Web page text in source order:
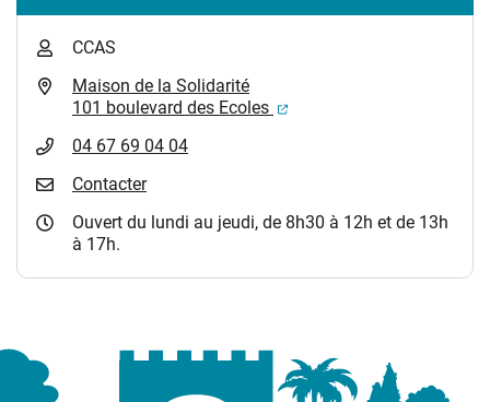
CCAS
Maison de la Solidarité
101 boulevard des Ecoles
(ouverture dans un
04 67 69 04 04
Contacter
Ouvert du lundi au jeudi, de 8h30 à 12h et de 13h
à 17h.